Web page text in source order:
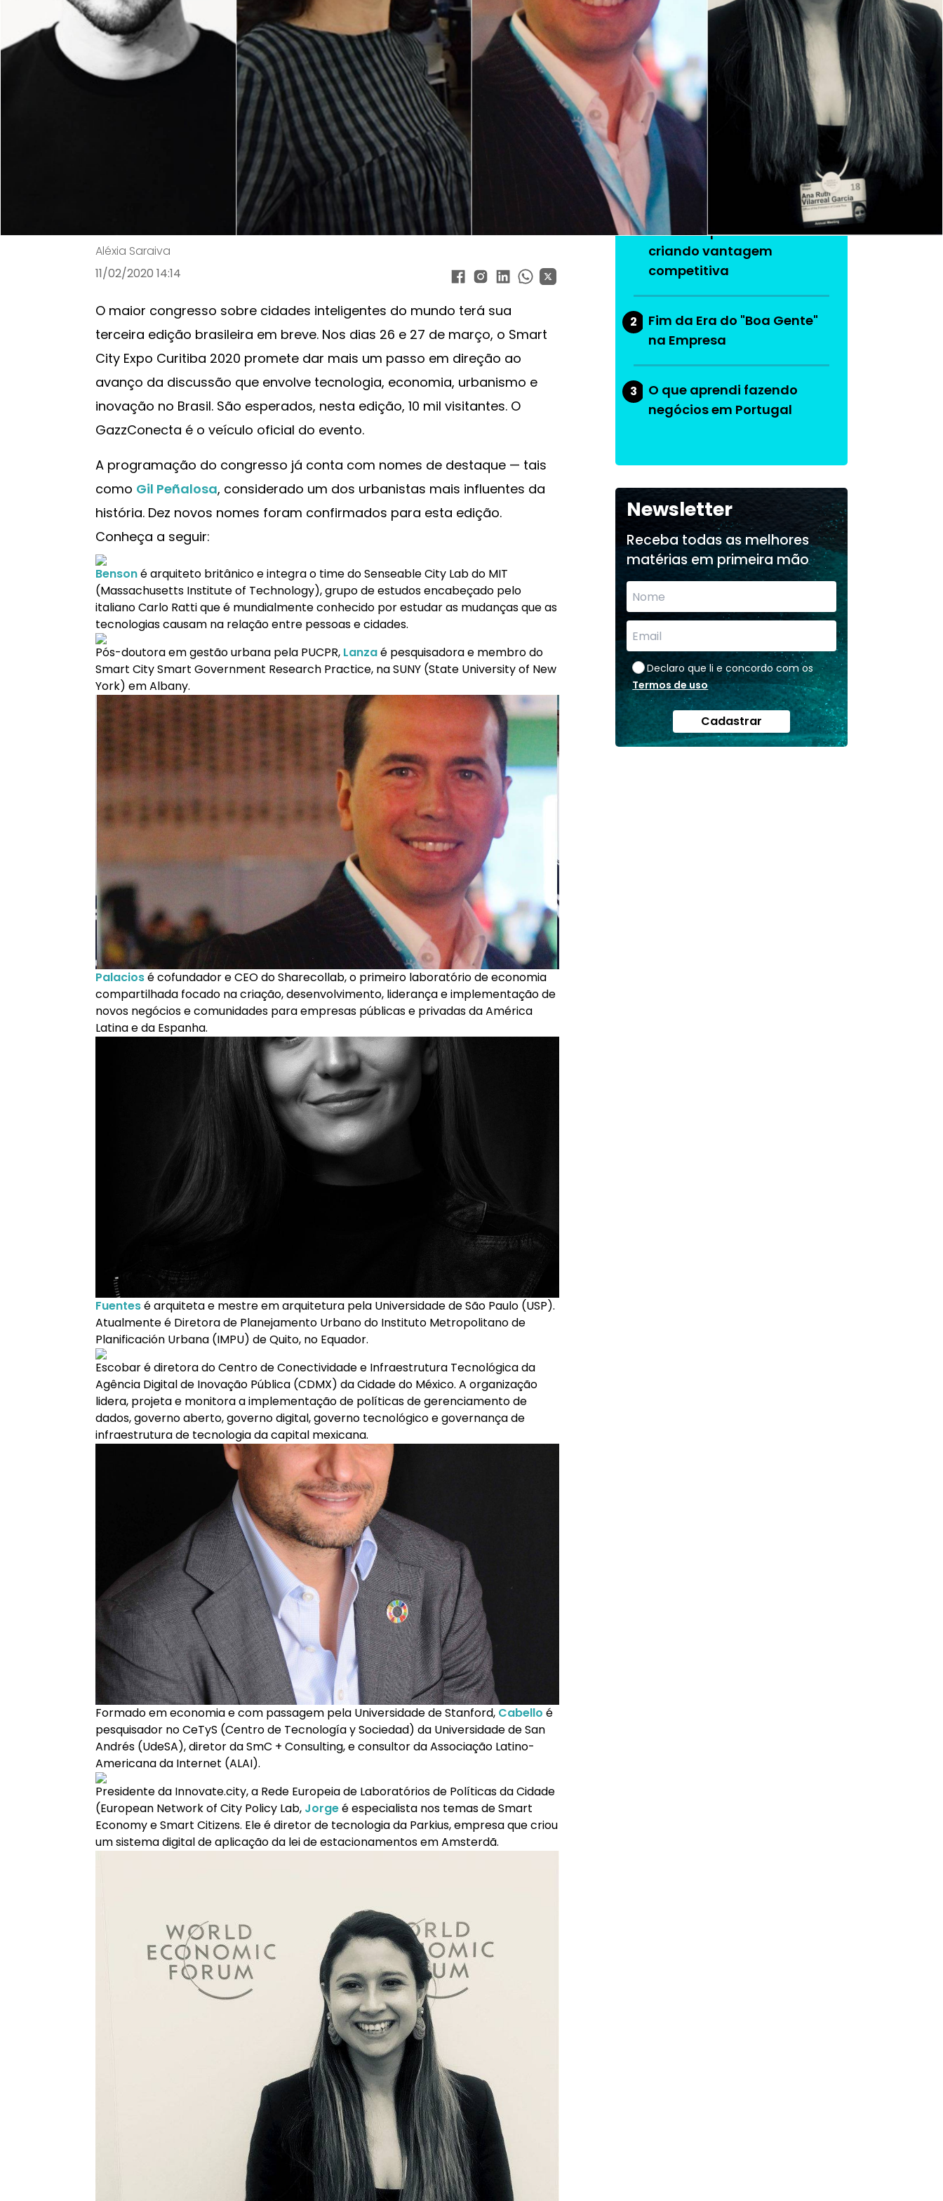
Tom Benson, Brenda Escobar, Gustavo Palacios e Anna Ruth Villareal são alguns dos especialistas em inovação confirmados para a 3ª edição brasileira
Smart City Expo 2020
Arquiteto do MIT e mais 9 palestrantes são
confirmados no Smart City Expo 2020
Aléxia Saraiva
11/02/2020 14:14
O maior congresso sobre cidades inteligentes do mundo terá sua
terceira edição brasileira em breve. Nos dias 26 e 27 de março, o Smart
City Expo Curitiba 2020 promete dar mais um passo em direção ao
avanço da discussão que envolve tecnologia, economia, urbanismo e
inovação no Brasil. São esperados, nesta edição, 10 mil visitantes. O
GazzConecta é o veículo oficial do evento.
A programação do congresso já conta com nomes de destaque — tais
como Gil Peñalosa, considerado um dos urbanistas mais influentes da
história. Dez novos nomes foram confirmados para esta edição.
Conheça a seguir:
Bensoné arquiteto britânico e integra o time do Senseable City Lab do MIT
(Massachusetts Institute of Technology), grupo de estudos encabeçado pelo
italiano Carlo Ratti que é mundialmente conhecido por estudar as mudanças que as
tecnologias causam na relação entre pessoas e cidades.
Pós-doutora em gestão urbana pela PUCPR, Lanzaé pesquisadora e membro do
Smart City Smart Government Research Practice, na SUNY (State University of New
York) em Albany.
Palaciosé cofundador e CEO do Sharecollab, o primeiro laboratório de economia
compartilhada focado na criação, desenvolvimento, liderança e implementação de
novos negócios e comunidades para empresas públicas e privadas da América
Latina e da Espanha.
Fuentesé arquiteta e mestre em arquitetura pela Universidade de São Paulo (USP).
Atualmente é Diretora de Planejamento Urbano do Instituto Metropolitano de
Planificación Urbana (IMPU) de Quito, no Equador.
Escobar é diretora do Centro de Conectividade e Infraestrutura Tecnológica da
Agência Digital de Inovação Pública (CDMX) da Cidade do México. A organização
lidera, projeta e monitora a implementação de políticas de gerenciamento de
dados, governo aberto, governo digital, governo tecnológico e governança de
infraestrutura de tecnologia da capital mexicana.
Formado em economia e com passagem pela Universidade de Stanford, Cabello é
pesquisador no CeTyS (Centro de Tecnología y Sociedad) da Universidade de San
Andrés (UdeSA), diretor da SmC + Consulting, e consultor da Associação Latino-
Americana da Internet (ALAI).
Presidente da Innovate.city, a Rede Europeia de Laboratórios de Políticas da Cidade
(European Network of City Policy Lab, Jorgeé especialista nos temas de Smart
Economy e Smart Citizens. Ele é diretor de tecnologia da Parkius, empresa que criou
um sistema digital de aplicação da lei de estacionamentos em Amsterdã.
As mais lidas da
semana
1
Do produto ao ecossistema:
como empresas estão
criando vantagem
competitiva
2
Fim da Era do "Boa Gente"
na Empresa
3
O que aprendi fazendo
negócios em Portugal
Newsletter
Receba todas as melhores
matérias em primeira mão
Declaro que li e concordo com os
Termos de uso
Cadastrar